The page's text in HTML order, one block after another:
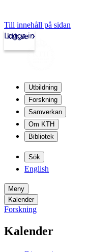
Till innehåll på sidan
kth.se
Logga in
Utbildning
Forskning
Samverkan
Om KTH
Bibliotek
Sök
English
Meny
Kalender
Forskning
Kalender